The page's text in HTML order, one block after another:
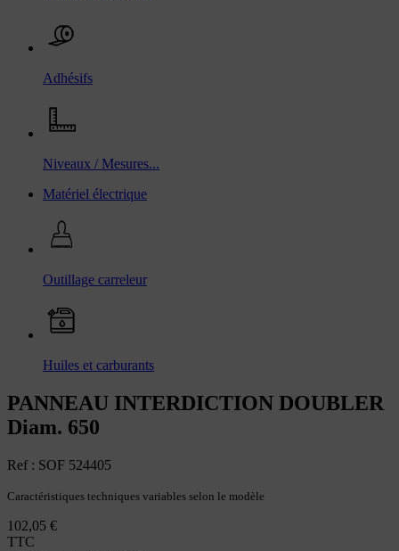
Adhésifs
Niveaux / Mesures...
Matériel électrique
Outillage carreleur
Huiles et carburants
PANNEAU INTERDICTION DOUBLER
Diam. 650
Ref : SOF 524405
Caractéristiques techniques variables selon le modèle
102,05 €
TTC